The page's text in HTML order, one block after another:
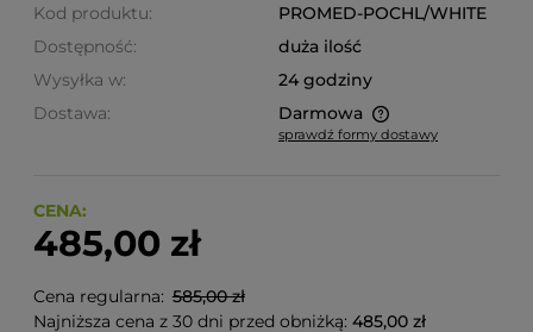
Kod produktu:
PROMED-POCHL/WHITE
Dostępność:
duża ilość
Wysyłka w:
24 godziny
Dostawa:
Darmowa
Cena nie zawiera ewentualnych kosztów płatności
sprawdź formy dostawy
CENA:
485,00 zł
Cena regularna: 585,00 zł
Najniższa cena z 30 dni przed obniżką: 485,00 zł